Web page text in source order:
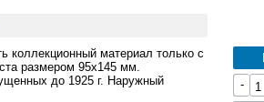
коллекционный материал только с
размером 95x145 мм.
до 1925 г. Наружный
-